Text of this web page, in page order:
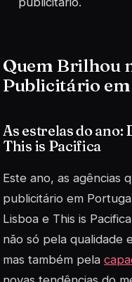
Quem Brilhou
Publicitário
As estrelas do ano:
This is Pacifica
Este ano, as agências
publicitário em
Lisboa e This is
não só pela qualidade
mas também pela